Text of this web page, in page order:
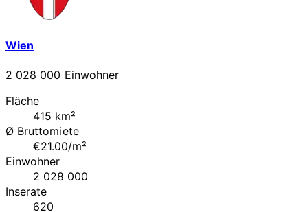
Wien
2 028 000 Einwohner
Fläche
415 km²
Ø Bruttomiete
€21.00/m²
Einwohner
2 028 000
Inserate
620